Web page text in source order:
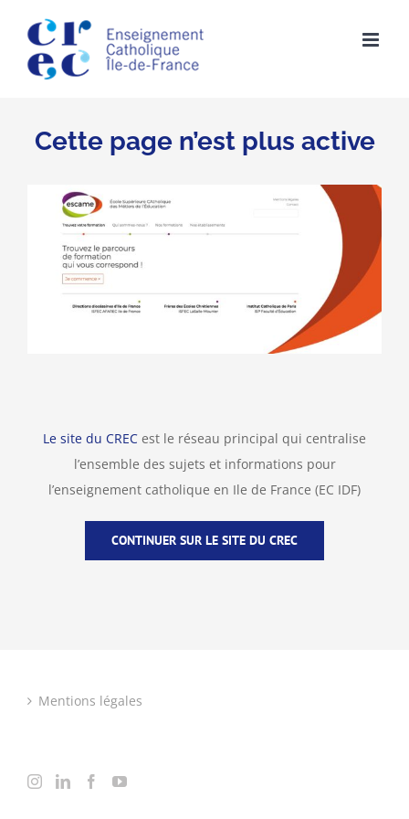
content
Cette page n’est plus active
Le site du CREC est le réseau principal qui centralise
l’ensemble des sujets et informations pour
l’enseignement catholique en Ile de France (EC IDF)
CONTINUER SUR LE SITE DU CREC
Mentions légales